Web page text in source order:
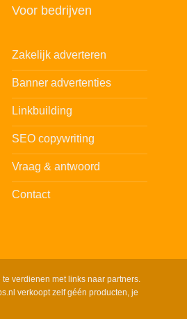
Voor bedrijven
Zakelijk adverteren
Banner advertenties
Linkbuilding
SEO copywriting
Vraag & antwoord
Contact
verdienen met links naar partners.
verkoopt zelf géén producten, je